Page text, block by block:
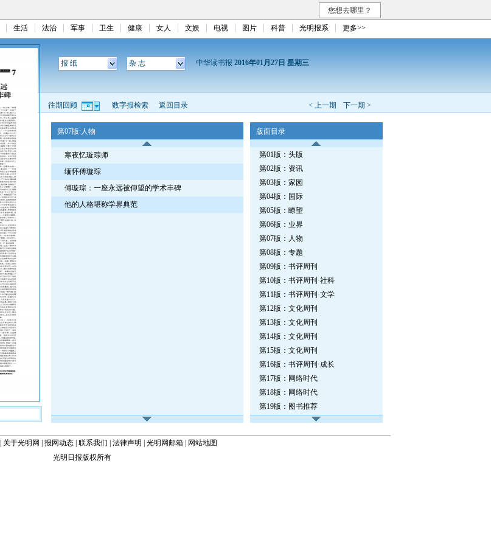
您想去哪里？
生活 法治 军事 卫生 健康 女人 文娱 电视 图片 科普 光明报系 更多>>
报 纸 杂 志 中华读书报 2016年01月27日 星期三
< 上一期 下一期 >
往期回顾 数字报检索 返回目录
第07版:人物
寒夜忆璇琮师
缅怀傅璇琮
傅璇琮：一座永远被仰望的学术丰碑
他的人格堪称学界典范
版面目录
第01版：头版
第02版：资讯
第03版：家园
第04版：国际
第05版：瞭望
第06版：业界
第07版：人物
第08版：专题
第09版：书评周刊
第10版：书评周刊·社科
第11版：书评周刊·文学
第12版：文化周刊
第13版：文化周刊
第14版：文化周刊
第15版：文化周刊
第16版：书评周刊·成长
第17版：网络时代
第18版：网络时代
第19版：图书推荐
第21版：人物
关于光明网 报网动态 联系我们 法律声明 光明网邮箱
网站地图
光明日报版权所有